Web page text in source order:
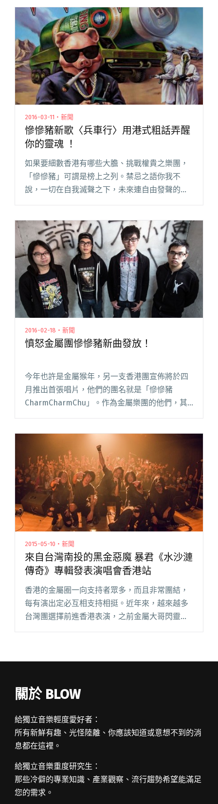
品，所以閱讀全文 "慘慘豬、卸甲聯演 金屬樂迷
來開趴"
2016-03-11・新聞
慘慘豬新歌〈兵車行〉用港式粗話弄醒
你的靈魂 ！
如果要細數香港有哪些大膽、挑戰權貴之樂團，
「慘慘豬」可謂是榜上之列。禁忌之語你我不
說，一切在自我滅聲之下，未來連自由發聲的機
會都沒有了，慘慘豬正是將我們所面對的那些暢
曲棒打樂迷之頭腦，反思音樂當中所閱讀全文
"慘慘豬新歌〈兵車行〉用港式粗話弄醒你的靈魂
！"
2016-02-18・新聞
憤怒金屬團慘慘豬新曲發放！
今年也許是金屬猴年，另一支香港團宣佈將於四
月推出首張唱片，他們的團名就是「慘慘豬
CharmCharmChu」。作為金屬樂團的他們，其
風格絕對是來得進取與激烈，就在情人節的晚
支 EP《Majesti閱讀全文 "憤怒金屬團慘慘豬新曲
發放！"
2015-05-10・新聞
來自台灣南投的黑金惡魔 暴君《水沙漣
傳奇》專輯發表演唱會香港站
香港的金屬圈一向支持者眾多，而且非常團結，
每有演出定必互相支持相挺。近年來，越來越多
台灣團選擇前進香港表演，之前金屬大哥閃靈在
關於 BLOW
給獨立音樂輕度愛好者：
所有新鮮有趣、光怪陸離、你應該知道或意想不到的消
息都在這裡。
給獨立音樂重度研究生：
那些冷僻的專業知識、產業觀察、流行趨勢希望能滿足
您的需求。